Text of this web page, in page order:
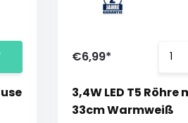
€6,99*
3,4W LED T5
33cm Warmweiß